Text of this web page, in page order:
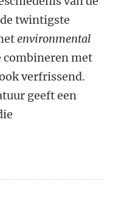
twintigste
environmental
combineren met
verfrissend.
geeft een